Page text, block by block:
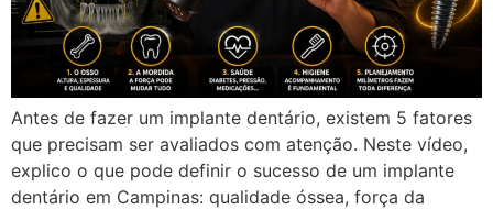
Antes de fazer um implante dentário, existem 5 fatores
que precisam ser avaliados com atenção. Neste vídeo,
explico o que pode definir o sucesso de um implante
dentário em Campinas: qualidade óssea, força da